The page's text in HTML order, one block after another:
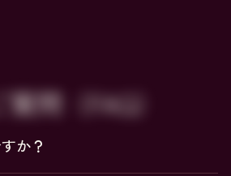
問（FAQ）
か？